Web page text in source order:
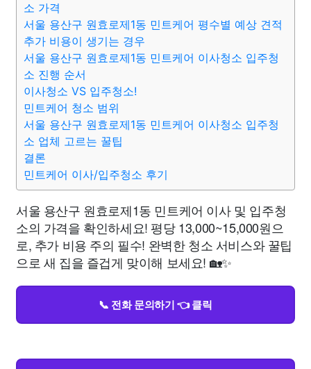
소 가격
서울 용산구 원효로제1동 민트케어 평수별 예상 견적
추가 비용이 생기는 경우
서울 용산구 원효로제1동 민트케어 이사청소 입주청
소 진행 순서
이사청소 VS 입주청소!
민트케어 청소 범위
서울 용산구 원효로제1동 민트케어 이사청소 입주청
소 업체 고르는 꿀팁
결론
민트케어 이사/입주청소 후기
서울 용산구 원효로제1동 민트케어 이사 및 입주청
소의 가격을 확인하세요! 평당 13,000~15,000원으
로, 추가 비용 주의 필수! 완벽한 청소 서비스와 꿀팁
으로 새 집을 즐겁게 맞이해 보세요! 🏡✨
📞 전화 문의하기 👈 클릭